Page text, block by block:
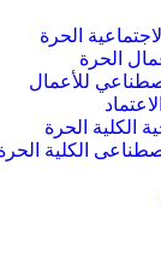
الحرة
الحرة
للأعمال
الكلية الحرة
الكلية